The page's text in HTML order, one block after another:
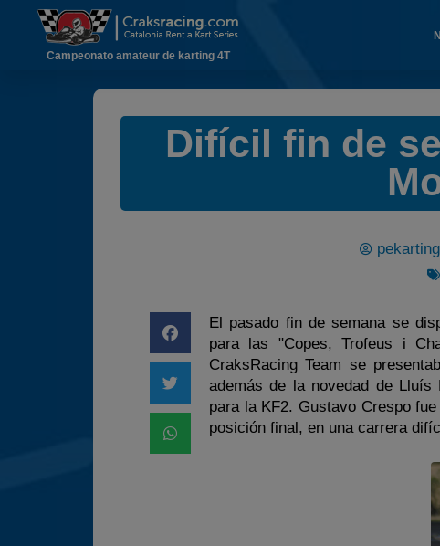
Campeonato amateur de karting 4T
Difícil fin de
pekarting
El pasado fin de semana se
para las "Copes, Trofeus i
CraksRacing Team se
además de la novedad de Lluís
para la KF2. Gustavo Crespo
posición final, en una carrera